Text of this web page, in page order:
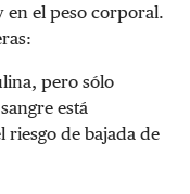
en el peso corporal.
pero sólo
está
riesgo de bajada de